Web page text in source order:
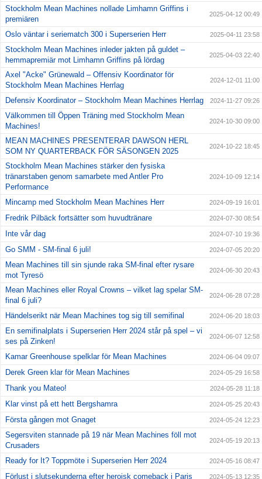
Stockholm Mean Machines nollade Limhamn Griffins i
premiären
2025-04-12 00:49
Oslo väntar i seriematch 300 i Superserien Herr 2025-04-11 23:58
Stockholm Mean Machines inleder jakten på guldet –
hemmapremiär mot Limhamn Griffins på lördag
2025-04-03 22:40
Axel "Acke" Grünewald – Offensiv Koordinator för
Stockholm Mean Machines Herrlag
2024-12-01 11:00
Defensiv Koordinator – Stockholm Mean Machines Herrlag 2024-11-27 09:26
Välkommen till Öppen Träning med Stockholm Mean
Machines!
2024-10-30 09:00
MEAN MACHINES PRESENTERAR DAWSON HERL
SOM NY QUARTERBACK FÖR SÄSONGEN 2025
2024-10-22 18:45
Stockholm Mean Machines stärker den fysiska
tränarstaben genom samarbete med Antler Pro
Performance
2024-10-09 12:14
Mincamp med Stockholm Mean Machines Herr 2024-09-19 16:01
Fredrik Pilbäck fortsätter som huvudtränare 2024-07-30 08:54
Inte vår dag 2024-07-10 19:36
Go SMM - SM-final 6 juli! 2024-07-05 20:20
Mean Machines till sin sjunde raka SM-final efter rysare
mot Tyresö
2024-06-30 20:43
Mean Machines eller Royal Crowns – vilket lag spelar SM-
final 6 juli?
2024-06-28 07:28
Händelserikt när Mean Machines tog sig till semifinal 2024-06-20 18:03
En semifinalplats i Superserien Herr 2024 står på spel – vi
ses på Zinken!
2024-06-07 12:58
Kamar Greenhouse spelklar för Mean Machines 2024-06-04 09:07
Derek Green klar för Mean Machines 2024-05-29 16:58
Thank you Mateo! 2024-05-28 11:18
Klar vinst på ett hett Bergshamra 2024-05-25 20:43
Första gången mot Gnaget 2024-05-24 12:23
Segersviten stannade på 19 när Mean Machines föll mot
Crusaders
2024-05-19 20:13
Ready for It? Toppmöte i Superserien Herr 2024 2024-05-16 08:47
Förlust i slutsekunderna efter heroisk comeback i Paris 2024-05-13 12:35